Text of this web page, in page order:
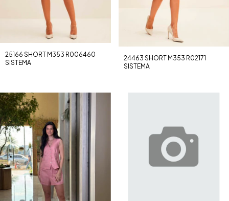
25166 SHORT M353 R006460
SISTEMA
24463 SHORT M353 R02171
SISTEMA